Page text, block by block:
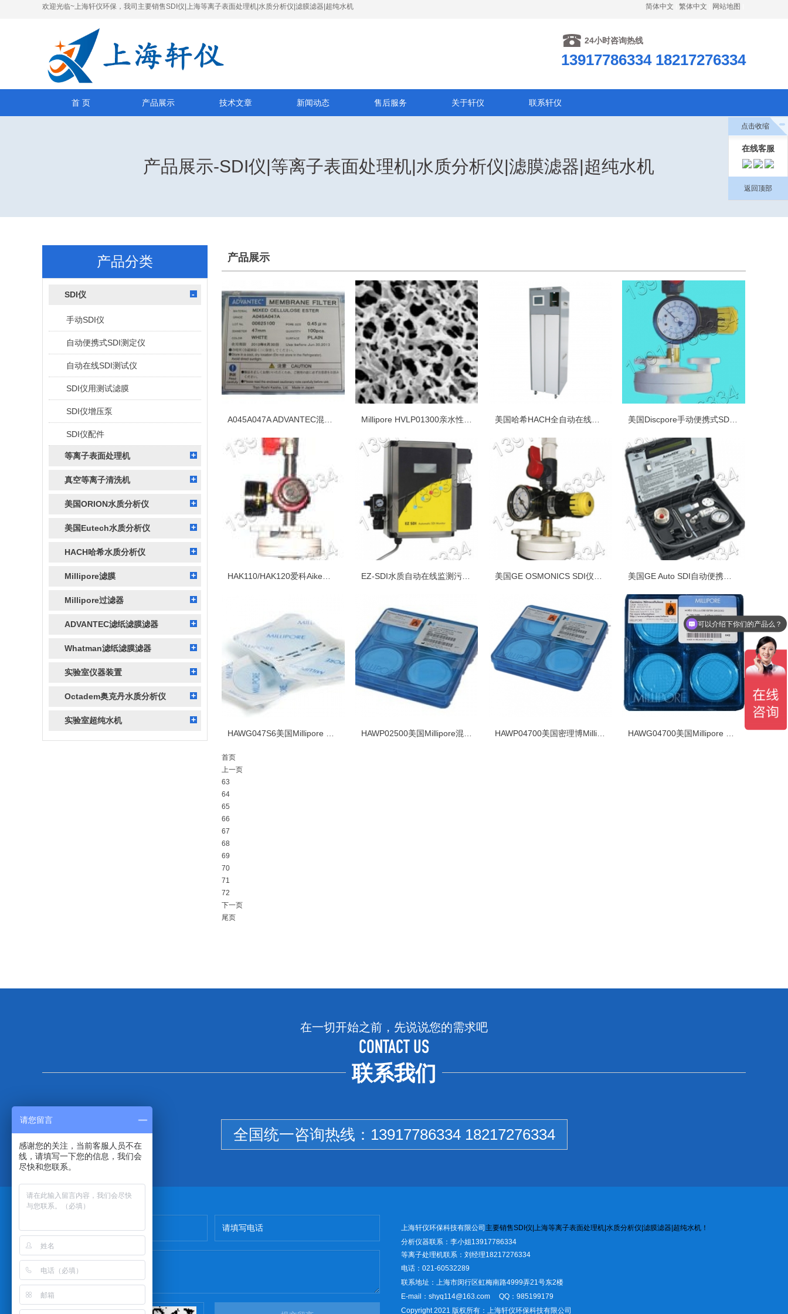
欢迎光临~上海轩仪环保，我司主要销售SDI仪|上海等离子表面处理机|水质分析仪|滤膜滤器|超纯水机 简体中文 繁体中文 网站地图
24小时咨询热线
13917786334 18217276334
首 页 产品展示 技术文章 新闻动态 售后服务 关于轩仪 联系轩仪
产品展示-SDI仪|等离子表面处理机|水质分析仪|滤膜滤器|超纯水机
产品分类
SDI仪
手动SDI仪
自动便携式SDI测定仪
自动在线SDI测试仪
SDI仪用测试滤膜
SDI仪增压泵
SDI仪配件
等离子表面处理机
真空等离子清洗机
美国ORION水质分析仪
美国Eutech水质分析仪
HACH哈希水质分析仪
Millipore滤膜
Millipore过滤器
ADVANTEC滤纸滤膜滤器
Whatman滤纸滤膜滤器
实验室仪器装置
Octadem奥克丹水质分析仪
实验室超纯水机
产品展示
美国哈希HACH全自动在线测试SDI仪
HAK110/HAK120爱科Aike手动SDI仪（艾科海水*用） EZ-SDI水质自动在线监测污染指数检测仪 美国GE OSMONICS SDI仪手动染指数测定仪 美国GE Auto SDI自动便携式水质污染指数测定仪
HAWP04700美国密理博Millipore白色SDI仪*用滤膜膜片
首页
上一页
63
64
65
66
67
68
69
70
71
72
下一页
尾页
在一切开始之前，先说说您的需求吧
CONTACT US
联系我们
全国统一咨询热线： 13917786334 18217276334
上海轩仪环保科技有限公司 主要销售SDI仪|上海等离子表面处理机|水质分析仪|滤膜滤器|超纯水机！
分析仪器联系：李小姐13917786334
等离子处理机联系：刘经理18217276334
电话：021-60532289
联系地址：上海市闵行区虹梅南路4999弄21号东2楼
E-mail：shyq114@163.com
QQ：985199179
Copyright 2021 版权所有：上海轩仪环保科技有限公司
点击收缩
在线客服
返回顶部
可以介绍下你们的产品么？
请您留言
感谢您的关注，当前客服人员不在
线，请填写一下您的信息，我们会
尽快和您联系。